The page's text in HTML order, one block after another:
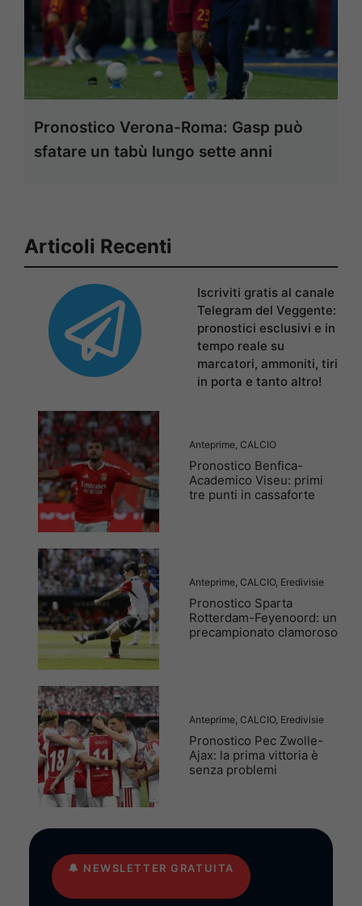
Pronostico Verona-Roma: Gasp può
sfatare un tabù lungo sette anni
Articoli Recenti
Iscriviti gratis al canale
Telegram del Veggente:
pronostici esclusivi e in
tempo reale su
marcatori, ammoniti, tiri
in porta e tanto altro!
Anteprime CALCIO
Pronostico Benfica-
Academico Viseu: primi
tre punti in cassaforte
Anteprime CALCIO, Eredivisie
Pronostico Sparta
Rotterdam-Feyenoord: un
precampionato clamoroso
Anteprime CALCIO, Eredivisie
Pronostico Pec Zwolle-
Ajax: la prima vittoria è
senza problemi
🔔 NEWSLETTER GRATUITA